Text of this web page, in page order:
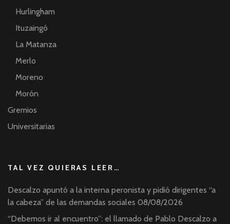
Hurlingham
Ituzaingó
La Matanza
Merlo
Moreno
Morón
Gremios
Universitarias
TAL VEZ QUIERAS LEER…
Descalzo apuntó a la interna peronista y pidió dirigentes “a
la cabeza” de las demandas sociales 08/08/2026
“Debemos ir al encuentro”: el llamado de Pablo Descalzo a